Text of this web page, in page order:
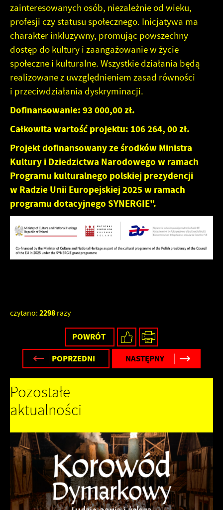
zainteresowanych osób, niezależnie od wieku,
profesji czy statusu społecznego. Inicjatywa ma
charakter inkluzywny, promując powszechny
dostęp do kultury i zaangażowanie w życie
społeczne i kulturalne. Wszystkie działania będą
realizowane z uwzględnieniem zasad równości
i przeciwdziałania dyskryminacji.
Dofinansowanie: 93 000,00 zł.
Całkowita wartość projektu: 106 264, 00 zł.
Projekt dofinansowany ze środków Ministra
Kultury i Dziedzictwa Narodowego w ramach
Programu kulturalnego polskiej prezydencji
w Radzie Unii Europejskiej 2025 w ramach
programu dotacyjnego SYNERGIE".
czytano: 2298 razy
POWRÓT
POPRZEDNI
NASTĘPNY
Pozostałe
aktualności